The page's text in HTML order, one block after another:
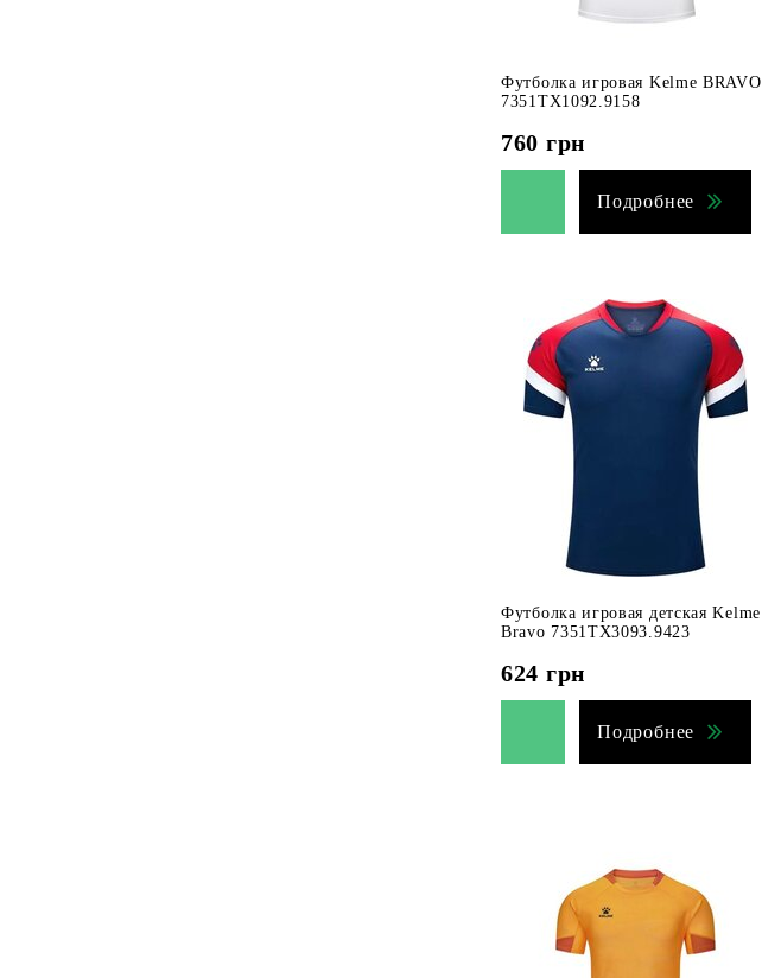
Футболка игровая Kelme BRAVO
7351TX1092.9158
760 грн
Подробнее
Футболка игровая детская Kelme
Bravo 7351TX3093.9423
624 грн
Подробнее